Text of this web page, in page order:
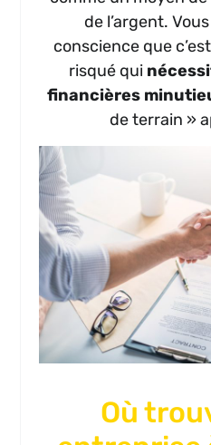
de l’argent.
conscience que
risqué qui
financières
de terrain »
Où